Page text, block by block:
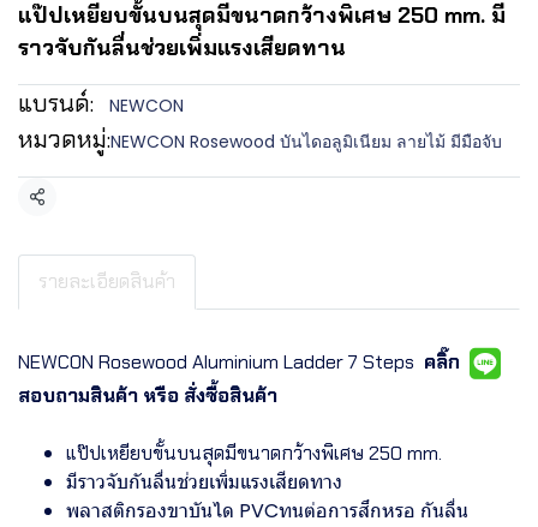
แป๊ปเหยียบขั้นบนสุดมีขนาดกว้างพิเศษ 250 mm. มี
ราวจับกันลื่นช่วยเพิ่มแรงเสียดทาน
แบรนด์: NEWCON
หมวดหมู่:NEWCON Rosewood บันไดอลูมิเนียม ลายไม้ มีมือจับ
แชร์
รายละเอียดสินค้า
NEWCON Rosewood Aluminium Ladder 7 Steps คลิ๊ก
สอบถามสินค้า หรือ สั่งซื้อสินค้า
แป๊ปเหยียบขั้นบนสุดมีขนาดกว้างพิเศษ 250 mm.
มีราวจับกันลื่นช่วยเพิ่มแรงเสียดทาง
พลาสติกรองขาบันได PVCทนต่อการสึกหรอ กันลื่น